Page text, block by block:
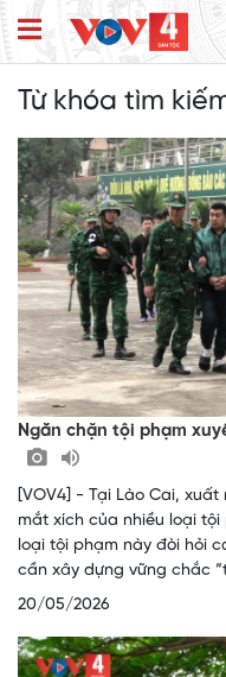
Từ khóa tìm
Ngăn chặn tội phạm
[VOV4] - Tại Lào Cai,
mắt xích của nhiều loại
loại tội phạm này đòi hỏi
cần xây dựng vững chắc
20/05/2026